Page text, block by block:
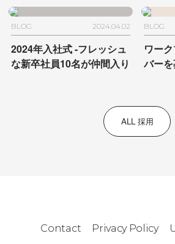
BLOG 2024.04.02
2024年入社式-フレッシュ
な新卒社員10名が仲間入り
BLOG
ワー
バー
ALL 採用
Contact Privacy Policy